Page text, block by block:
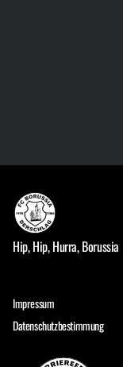
Hip, Hip, Hurra, Borussia
Impressum
Datenschutzbestimmung